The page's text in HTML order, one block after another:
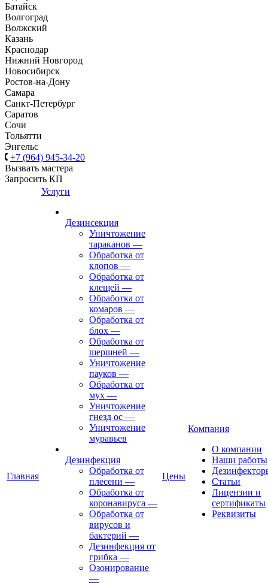
Батайск
Волгоград
Волжский
Казань
Краснодар
Нижний Новгород
Новосибирск
Ростов-на-Дону
Самара
Санкт-Петербург
Саратов
Сочи
Тольятти
Энгельс
+7 (964) 945-34-20
Вызвать мастера
Запросить КП
Главная
Услуги
Дезинсекция
Уничтожение
тараканов —
Обработка от
клопов —
Обработка от
клещей —
Обработка от
комаров —
Обработка от
блох —
Обработка от
шершней —
Уничтожение
пауков —
Обработка от
мух —
Уничтожение
гнезд ос —
Уничтожение
муравьев
Дезинфекция
Обработка от
плесени —
Обработка от
коронавируса —
Обработка от
вирусов и
бактерий —
Дезинфекция от
грибка —
Озонирование
—
Цены
Компания
О компании
Наши работы
Статьи
Лицензии и
сертификаты
Реквизиты